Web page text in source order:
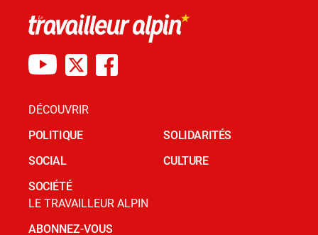
DÉCOUVRIR
POLITIQUE
SOCIAL
SOCIÉTÉ
SOLIDARITÉS
CULTURE
LE TRAVAILLEUR ALPIN
ABONNEZ-VOUS